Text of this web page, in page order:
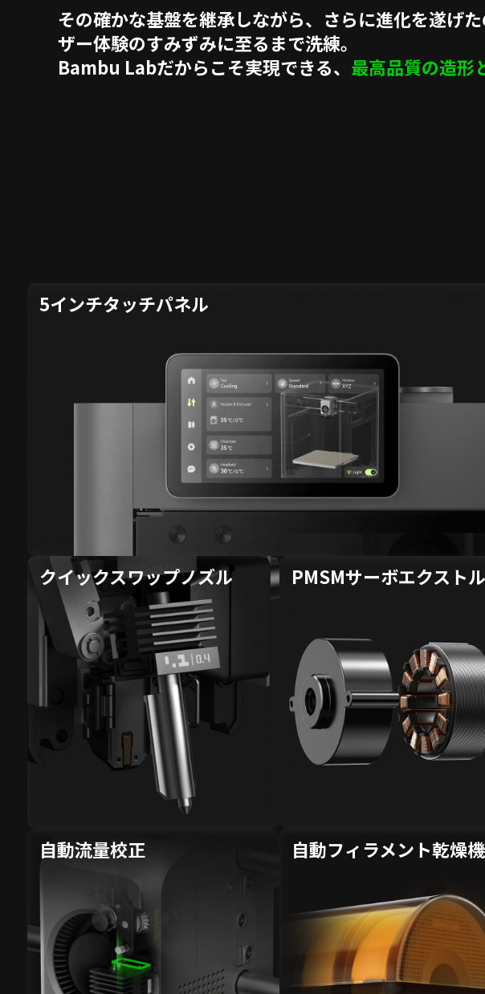
その確かな基盤を継承しながら、さらに進化を遂げ
ザー体験のすみずみに至るまで洗練。
Bambu Labだからこそ実現できる、 最高品質の造形
5インチタッチパネル
クイックスワップノズル PMSMサーボエクスト
自動流量校正 自動フィラメント乾燥